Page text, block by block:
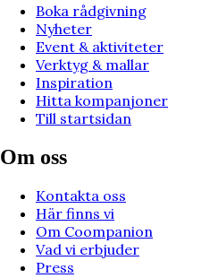
Boka rådgivning
Nyheter
Event & aktiviteter
Verktyg & mallar
Inspiration
Hitta kompanjoner
Till startsidan
Om oss
Kontakta oss
Här finns vi
Om Coompanion
Vad vi erbjuder
Press